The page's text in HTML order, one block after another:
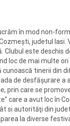
în mod non-
judetul
este deschis
loc de mai multe
tinerii din
de desfăşurare
prin care se
care a avut loc în
si autorităţi din
la diverse